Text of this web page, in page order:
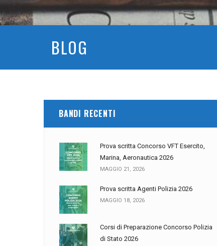
BLOG
BANDI RECENTI
Prova scritta Concorso VFT Esercito,
Marina, Aeronautica 2026
MAGGIO 21, 2026
Prova scritta Agenti Polizia 2026
MAGGIO 18, 2026
Corsi di Preparazione Concorso Polizia
di Stato 2026